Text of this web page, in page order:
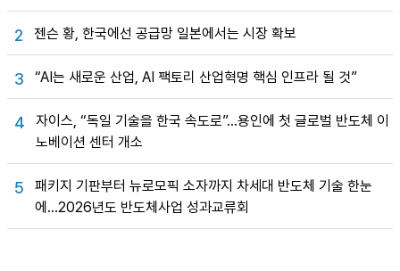
2 젠슨 황, 한국에선 공급망 일본에서는 시장 확보
3 “AI는 새로운 산업, AI 팩토리 산업혁명 핵심 인프라 될 것”
4
자이스, “독일 기술을 한국 속도로”…용인에 첫 글로벌 반도체 이
노베이션 센터 개소
5
패키지 기판부터 뉴로모픽 소자까지 차세대 반도체 기술 한눈
에…2026년도 반도체사업 성과교류회